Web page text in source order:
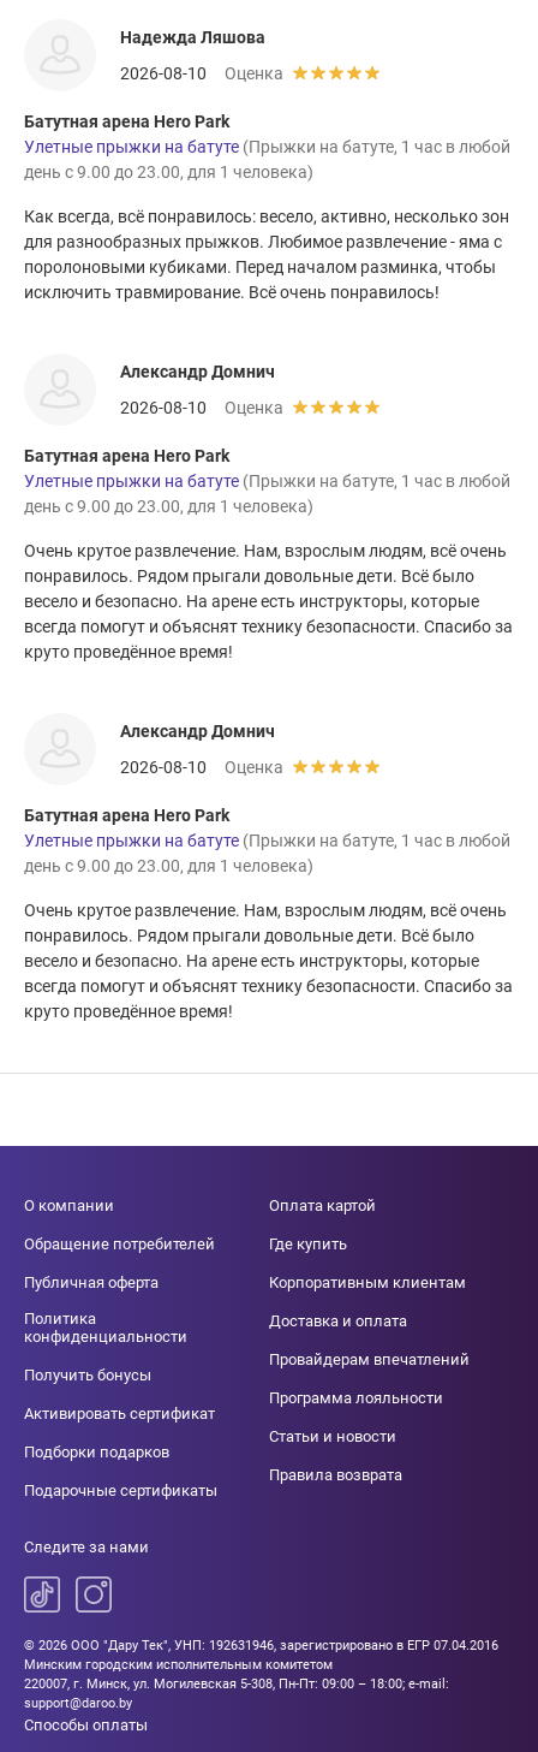
Надежда Ляшова
2026-08-10
Оценка
Батутная арена Hero Park
Улетные прыжки на батуте (Прыжки на батуте, 1 час в любой
день с 9.00 до 23.00, для 1 человека)
Как всегда, всё понравилось: весело, активно, несколько зон
для разнообразных прыжков. Любимое развлечение - яма с
поролоновыми кубиками. Перед началом разминка, чтобы
исключить травмирование. Всё очень понравилось!
Александр Домнич
2026-08-10
Оценка
Батутная арена Hero Park
Улетные прыжки на батуте (Прыжки на батуте, 1 час в любой
день с 9.00 до 23.00, для 1 человека)
Очень крутое развлечение. Нам, взрослым людям, всё очень
понравилось. Рядом прыгали довольные дети. Всё было
весело и безопасно. На арене есть инструкторы, которые
всегда помогут и объяснят технику безопасности. Спасибо за
круто проведённое время!
Александр Домнич
2026-08-10
Оценка
Батутная арена Hero Park
Улетные прыжки на батуте (Прыжки на батуте, 1 час в любой
день с 9.00 до 23.00, для 1 человека)
Очень крутое развлечение. Нам, взрослым людям, всё очень
понравилось. Рядом прыгали довольные дети. Всё было
весело и безопасно. На арене есть инструкторы, которые
всегда помогут и объяснят технику безопасности. Спасибо за
круто проведённое время!
О компании
Обращение потребителей
Публичная оферта
Политика
конфиденциальности
Получить бонусы
Активировать сертификат
Подборки подарков
Подарочные сертификаты
Оплата картой
Где купить
Корпоративным клиентам
Доставка и оплата
Провайдерам впечатлений
Программа лояльности
Статьи и новости
Правила возврата
Следите за нами
© 2026 ООО "Дару Тек", УНП: 192631946, зарегистрировано в ЕГР 07.04.2016
Минским городским исполнительным комитетом
220007, г. Минск, ул. Могилевская 5-308, Пн-Пт: 09:00 – 18:00; e-mail:
support@daroo.by
Способы оплаты